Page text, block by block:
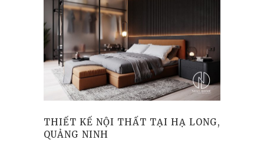
THIẾT KẾ NỘI THẤT TẠI HẠ LONG,
QUẢNG NINH